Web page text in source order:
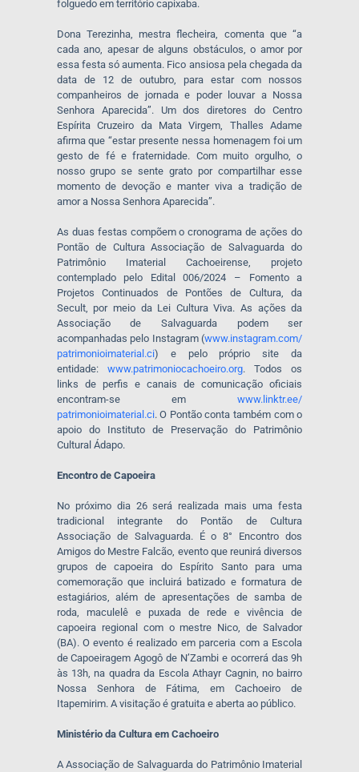
folguedo em território capixaba.
Dona Terezinha, mestra flecheira, comenta que “a
cada ano, apesar de alguns obstáculos, o amor por
essa festa só aumenta. Fico ansiosa pela chegada da
data de 12 de outubro, para estar com nossos
companheiros de jornada e poder louvar a Nossa
Senhora Aparecida”. Um dos diretores do Centro
Espírita Cruzeiro da Mata Virgem, Thalles Adame
afirma que “estar presente nessa homenagem foi um
gesto de fé e fraternidade. Com muito orgulho, o
nosso grupo se sente grato por compartilhar esse
momento de devoção e manter viva a tradição de
amor a Nossa Senhora Aparecida”.
As duas festas compõem o cronograma de ações do
Pontão de Cultura Associação de Salvaguarda do
Patrimônio Imaterial Cachoeirense, projeto
contemplado pelo Edital 006/2024 – Fomento a
Projetos Continuados de Pontões de Cultura, da
Secult, por meio da Lei Cultura Viva. As ações da
Associação de Salvaguarda podem ser
acompanhadas pelo Instagram (www.instagram.com/
patrimonioimaterial.ci) e pelo próprio site da
entidade: www.patrimoniocachoeiro.org. Todos os
links de perfis e canais de comunicação oficiais
encontram-se emwww.linktr.ee/
patrimonioimaterial.ci. O Pontão conta também com o
apoio do Instituto de Preservação do Patrimônio
Cultural Ádapo.
Encontro de Capoeira
No próximo dia 26 será realizada mais uma festa
tradicional integrante do Pontão de Cultura
Associação de Salvaguarda. É o 8° Encontro dos
Amigos do Mestre Falcão, evento que reunirá diversos
grupos de capoeira do Espírito Santo para uma
comemoração que incluirá batizado e formatura de
estagiários, além de apresentações de samba de
roda, maculelê e puxada de rede e vivência de
capoeira regional com o mestre Nico, de Salvador
(BA). O evento é realizado em parceria com a Escola
de Capoeiragem Agogô de N’Zambi e ocorrerá das 9h
às 13h, na quadra da Escola Athayr Cagnin, no bairro
Nossa Senhora de Fátima, em Cachoeiro de
Itapemirim. A visitação é gratuita e aberta ao público.
Ministério da Cultura em Cachoeiro
A Associação de Salvaguarda do Patrimônio Imaterial